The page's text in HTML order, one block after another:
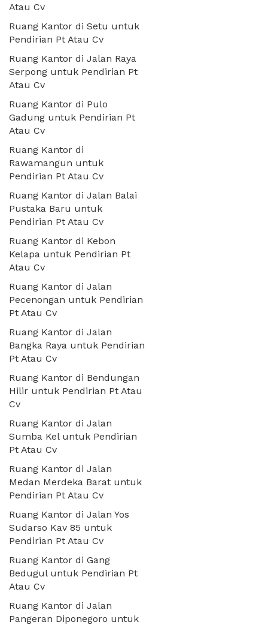
Atau Cv
Ruang Kantor di Setu untuk
Pendirian Pt Atau Cv
Ruang Kantor di Jalan Raya
Serpong untuk Pendirian Pt
Atau Cv
Ruang Kantor di Pulo
Gadung untuk Pendirian Pt
Atau Cv
Ruang Kantor di
Rawamangun untuk
Pendirian Pt Atau Cv
Ruang Kantor di Jalan Balai
Pustaka Baru untuk
Pendirian Pt Atau Cv
Ruang Kantor di Kebon
Kelapa untuk Pendirian Pt
Atau Cv
Ruang Kantor di Jalan
Pecenongan untuk Pendirian
Pt Atau Cv
Ruang Kantor di Jalan
Bangka Raya untuk Pendirian
Pt Atau Cv
Ruang Kantor di Bendungan
Hilir untuk Pendirian Pt Atau
Cv
Ruang Kantor di Jalan
Sumba Kel untuk Pendirian
Pt Atau Cv
Ruang Kantor di Jalan
Medan Merdeka Barat untuk
Pendirian Pt Atau Cv
Ruang Kantor di Jalan Yos
Sudarso Kav 85 untuk
Pendirian Pt Atau Cv
Ruang Kantor di Gang
Bedugul untuk Pendirian Pt
Atau Cv
Ruang Kantor di Jalan
Pangeran Diponegoro untuk